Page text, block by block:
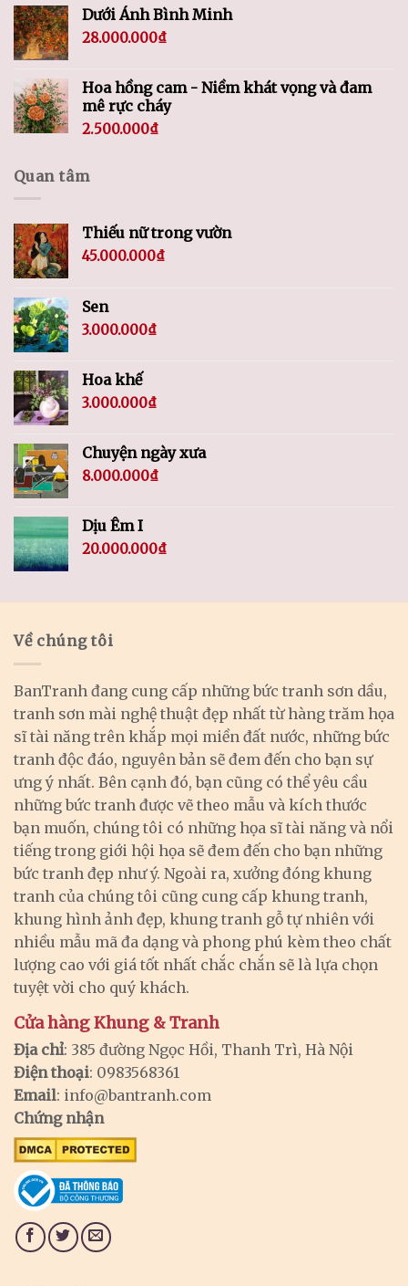
Dưới Ánh Bình Minh
28.000.000₫
Hoa hồng cam - Niềm khát vọng và đam
mê rực cháy
2.500.000₫
Quan tâm
Thiếu nữ trong vườn
45.000.000₫
Sen
3.000.000₫
Hoa khế
3.000.000₫
Chuyện ngày xưa
8.000.000₫
Dịu Êm I
20.000.000₫
Về chúng tôi
BanTranh đang cung cấp những bức tranh sơn dầu,
tranh sơn mài nghệ thuật đẹp nhất từ hàng trăm họa
sĩ tài năng trên khắp mọi miền đất nước, những bức
tranh độc đáo, nguyên bản sẽ đem đến cho bạn sự
ưng ý nhất. Bên cạnh đó, bạn cũng có thể yêu cầu
những bức tranh được vẽ theo mẫu và kích thước
bạn muốn, chúng tôi có những họa sĩ tài năng và nổi
tiếng trong giới hội họa sẽ đem đến cho bạn những
bức tranh đẹp như ý. Ngoài ra, xưởng đóng khung
tranh của chúng tôi cũng cung cấp khung tranh,
khung hình ảnh đẹp, khung tranh gỗ tự nhiên với
nhiều mẫu mã đa dạng và phong phú kèm theo chất
lượng cao với giá tốt nhất chắc chắn sẽ là lựa chọn
tuyệt vời cho quý khách.
Cửa hàng Khung & Tranh
Địa chỉ: 385 đường Ngọc Hồi, Thanh Trì, Hà Nội
Điện thoại: 0983568361
Email: info@bantranh.com
Chứng nhận